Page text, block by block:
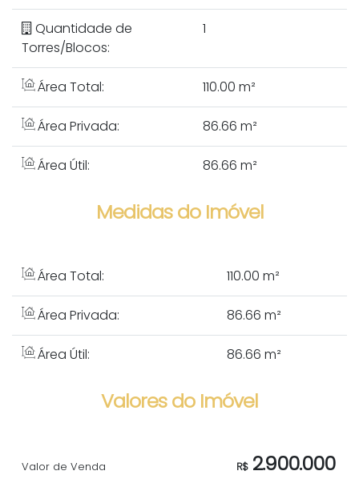
Quantidade de
Torres/Blocos:
1
Área Total: 110.00 m²
Área Privada: 86.66 m²
Área Útil: 86.66 m²
Medidas do Imóvel
Área Total: 110.00 m²
Área Privada: 86.66 m²
Área Útil: 86.66 m²
Valores do Imóvel
R$2.900.000
Valor de Venda